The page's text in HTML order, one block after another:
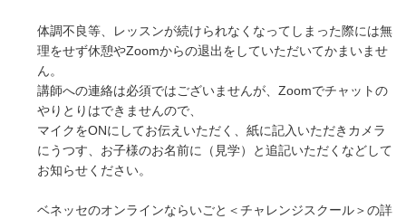
体調不良等、レッスンが続けられなくなってしまった際には無
理をせず休憩やZoomからの退出をしていただいてかまいませ
ん。
講師への連絡は必須ではございませんが、Zoomでチャットの
やりとりはできませんので、
マイクをONにしてお伝えいただく、紙に記入いただきカメラ
にうつす、お子様のお名前に（見学）と追記いただくなどして
お知らせください。
ベネッセのオンラインならいごと＜チャレンジスクール＞の詳